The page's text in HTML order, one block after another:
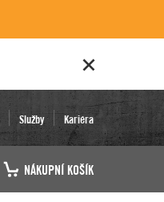
Služby Kariéra
NÁKUPNÍ KOŠÍK